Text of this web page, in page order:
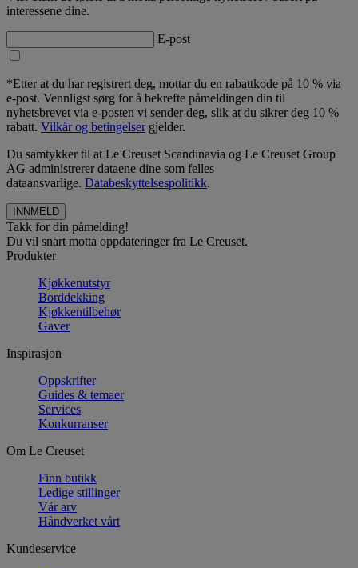
interessene dine.
E-post
*Etter at du har registrert deg, mottar du en rabattkode på 10 % via
e-post. Vennligst sørg for å bekrefte påmeldingen din til
nyhetsbrevet via e-posten vi sender deg, slik at du sikrer deg 10 %
rabatt. Vilkår og betingelsergjelder.
Du samtykker til at Le Creuset Scandinavia og Le Creuset Group
AG administrerer dataene dine som felles
dataansvarlige. Databeskyttelsespolitikk.
Takk for din påmelding!
Du vil snart motta oppdateringer fra Le Creuset.
Produkter
Kjøkkenutstyr
Borddekking
Kjøkkentilbehør
Gaver
Inspirasjon
Oppskrifter
Guides & temaer
Services
Konkurranser
Om Le Creuset
Finn butikk
Ledige stillinger
Vår arv
Håndverket vårt
Kundeservice